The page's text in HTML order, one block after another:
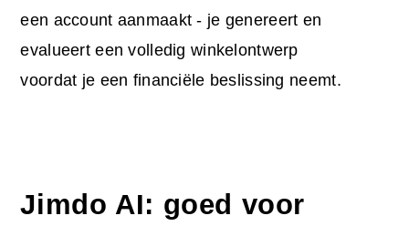
een account aanmaakt - je genereert en
evalueert een volledig winkelontwerp
voordat je een financiële beslissing neemt.
Jimdo AI: goed voor